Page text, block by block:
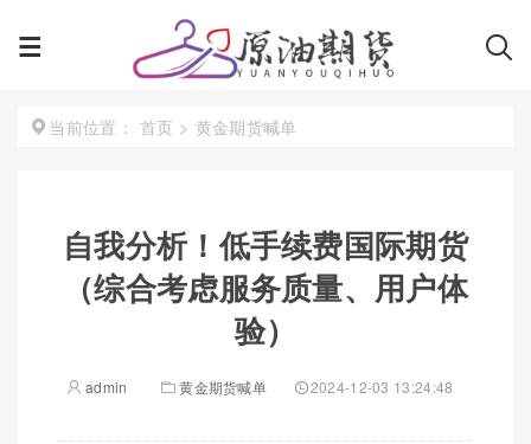
当前位置： 首页 > 黄金期货喊单
自我分析！低手续费国际期货
（综合考虑服务质量、用户体
验）
admin 黄金期货喊单 2024-12-03 13:24:48